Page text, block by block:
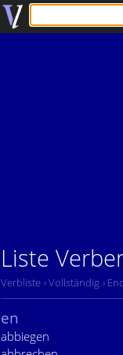
Liste
Verbliste › Vollständig ›
en
abbiegen